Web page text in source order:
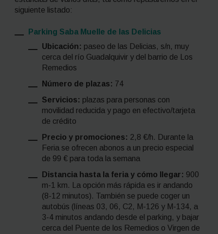
siguiente listado:
Parking Saba Muelle de las Delicias
Ubicación: paseo de las Delicias, s/n, muy
cerca del río Guadalquivir y del barrio de Los
Remedios
Número de plazas: 74
Servicios: plazas para personas con
movilidad reducida y pago en efectivo/tarjeta
de crédito
Precio y promociones: 2,8 €/h. Durante la
Feria se ofrecen abonos a un precio especial
de 99 € para toda la semana
Distancia hasta la feria y cómo llegar: 900
m-1 km. La opción más rápida es ir andando
(8-12 minutos). También se puede coger un
autobús (líneas 03, 06, C2, M-126 y M-134, a
3-4 minutos andando desde el parking, y bajar
cerca del Puente de los Remedios o Virgen de